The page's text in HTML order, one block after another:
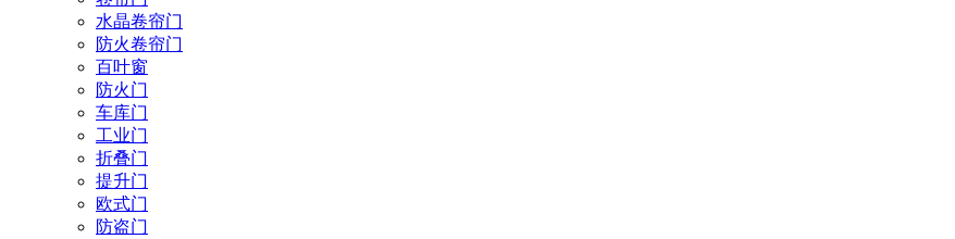
水晶卷帘门
防火卷帘门
百叶窗
防火门
车库门
工业门
折叠门
提升门
欧式门
防盗门